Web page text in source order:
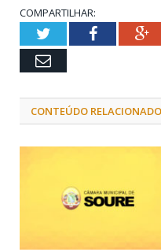
COMPARTILHAR:
TwitterFacebook
Email
CONTEÚDO RELACIONADO